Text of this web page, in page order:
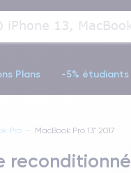
Plans -5% étudiants
Pro — MacBook Pro 13" 2017
reconditionné